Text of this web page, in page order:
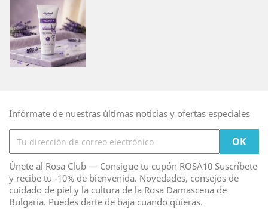
Infórmate de nuestras últimas noticias y ofertas especiales
Únete al Rosa Club — Consigue tu cupón ROSA10 Suscríbete
y recibe tu -10% de bienvenida. Novedades, consejos de
cuidado de piel y la cultura de la Rosa Damascena de
Bulgaria. Puedes darte de baja cuando quieras.